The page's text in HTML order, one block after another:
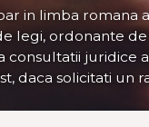
in limba
legi, ordonante
consultatii juridice
daca solicitati un